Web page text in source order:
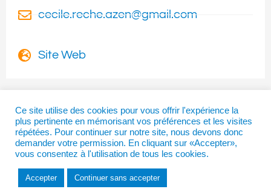
cecile.reche.azen@gmail.com
Site Web
I
n
s
t
a
T
w
i
t
t
F
a
c
Copyright © 2026 | La Béarnaise
Ce site utilise des cookies pour vous offrir l'expérience la
plus pertinente en mémorisant vos préférences et les visites
répétées. Pour continuer sur notre site, nous devons donc
demander votre permission. En cliquant sur «Accepter»,
vous consentez à l'utilisation de tous les cookies.
Accepter Continuer sans accepter